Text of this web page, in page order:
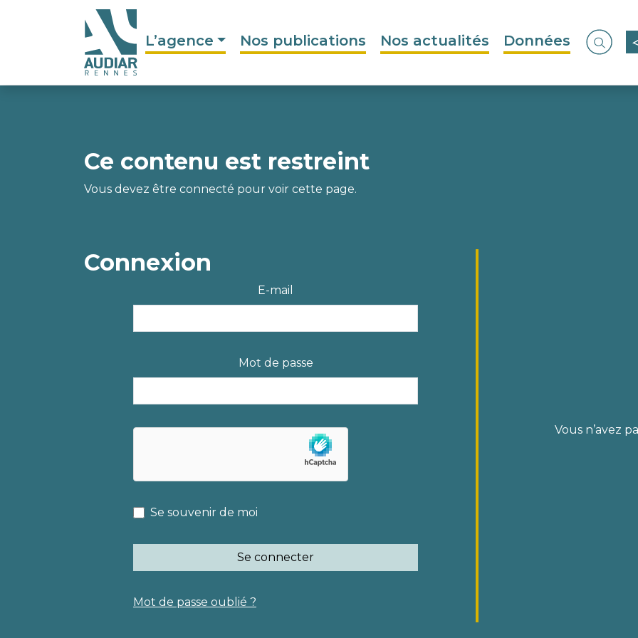
L’agence Nos publications Nos actualités Données
Ouvrir
Ce contenu est restreint
Vous devez être connecté pour voir cette page.
Connexion
E-mail
Mot de passe
Se souvenir de moi
Se connecter
Mot de passe oublié ?
Vous n’avez